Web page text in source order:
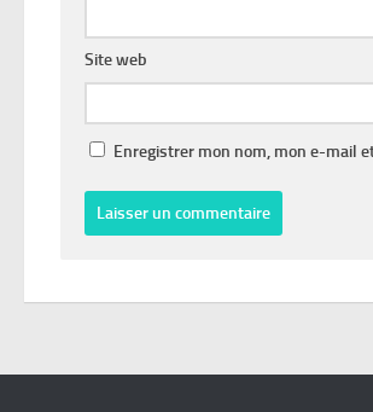
Site web
Enregistrer mon nom, mon e-mail